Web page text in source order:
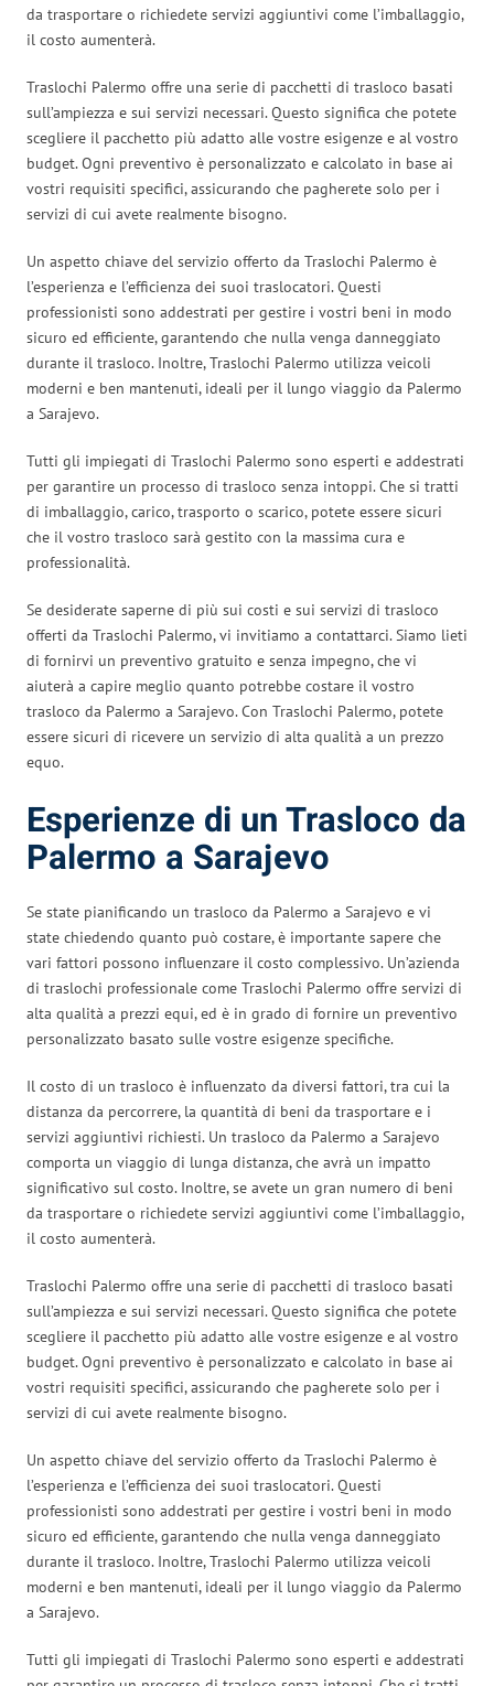
da trasportare o richiedete servizi aggiuntivi come l’imballaggio,
il costo aumenterà.
Traslochi Palermo offre una serie di pacchetti di trasloco basati
sull’ampiezza e sui servizi necessari. Questo significa che potete
scegliere il pacchetto più adatto alle vostre esigenze e al vostro
budget. Ogni preventivo è personalizzato e calcolato in base ai
vostri requisiti specifici, assicurando che pagherete solo per i
servizi di cui avete realmente bisogno.
Un aspetto chiave del servizio offerto da Traslochi Palermo è
l’esperienza e l’efficienza dei suoi traslocatori. Questi
professionisti sono addestrati per gestire i vostri beni in modo
sicuro ed efficiente, garantendo che nulla venga danneggiato
durante il trasloco. Inoltre, Traslochi Palermo utilizza veicoli
moderni e ben mantenuti, ideali per il lungo viaggio da Palermo
a Sarajevo.
Tutti gli impiegati di Traslochi Palermo sono esperti e addestrati
per garantire un processo di trasloco senza intoppi. Che si tratti
di imballaggio, carico, trasporto o scarico, potete essere sicuri
che il vostro trasloco sarà gestito con la massima cura e
professionalità.
Se desiderate saperne di più sui costi e sui servizi di trasloco
offerti da Traslochi Palermo, vi invitiamo a contattarci. Siamo lieti
di fornirvi un preventivo gratuito e senza impegno, che vi
aiuterà a capire meglio quanto potrebbe costare il vostro
trasloco da Palermo a Sarajevo. Con Traslochi Palermo, potete
essere sicuri di ricevere un servizio di alta qualità a un prezzo
equo.
Esperienze di un Trasloco da
Palermo a Sarajevo
Se state pianificando un trasloco da Palermo a Sarajevo e vi
state chiedendo quanto può costare, è importante sapere che
vari fattori possono influenzare il costo complessivo. Un’azienda
di traslochi professionale come Traslochi Palermo offre servizi di
alta qualità a prezzi equi, ed è in grado di fornire un preventivo
personalizzato basato sulle vostre esigenze specifiche.
Il costo di un trasloco è influenzato da diversi fattori, tra cui la
distanza da percorrere, la quantità di beni da trasportare e i
servizi aggiuntivi richiesti. Un trasloco da Palermo a Sarajevo
comporta un viaggio di lunga distanza, che avrà un impatto
significativo sul costo. Inoltre, se avete un gran numero di beni
da trasportare o richiedete servizi aggiuntivi come l’imballaggio,
il costo aumenterà.
Traslochi Palermo offre una serie di pacchetti di trasloco basati
sull’ampiezza e sui servizi necessari. Questo significa che potete
scegliere il pacchetto più adatto alle vostre esigenze e al vostro
budget. Ogni preventivo è personalizzato e calcolato in base ai
vostri requisiti specifici, assicurando che pagherete solo per i
servizi di cui avete realmente bisogno.
Un aspetto chiave del servizio offerto da Traslochi Palermo è
l’esperienza e l’efficienza dei suoi traslocatori. Questi
professionisti sono addestrati per gestire i vostri beni in modo
sicuro ed efficiente, garantendo che nulla venga danneggiato
durante il trasloco. Inoltre, Traslochi Palermo utilizza veicoli
moderni e ben mantenuti, ideali per il lungo viaggio da Palermo
a Sarajevo.
Tutti gli impiegati di Traslochi Palermo sono esperti e addestrati